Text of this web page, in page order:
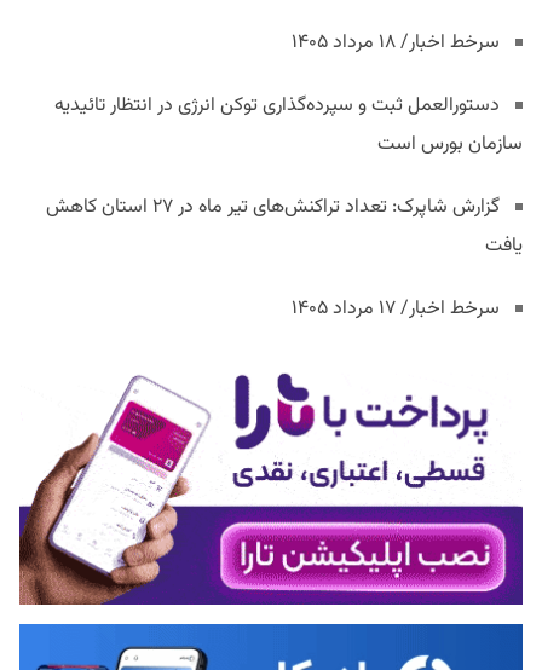
سرخط اخبار/ ۱۸ مرداد ۱۴۰۵
دستورالعمل ثبت و سپرده‌گذاری توکن انرژی در انتظار تائیدیه
سازمان بورس است
گزارش شاپرک: تعداد تراکنش‌های تیر ماه در ۲۷ استان‌ کاهش
یافت
سرخط اخبار/ ۱۷ مرداد ۱۴۰۵